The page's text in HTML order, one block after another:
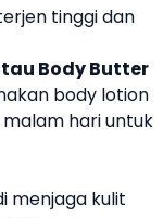
tinggi dan
Body Butter
body lotion
hari untuk
menjaga kulit